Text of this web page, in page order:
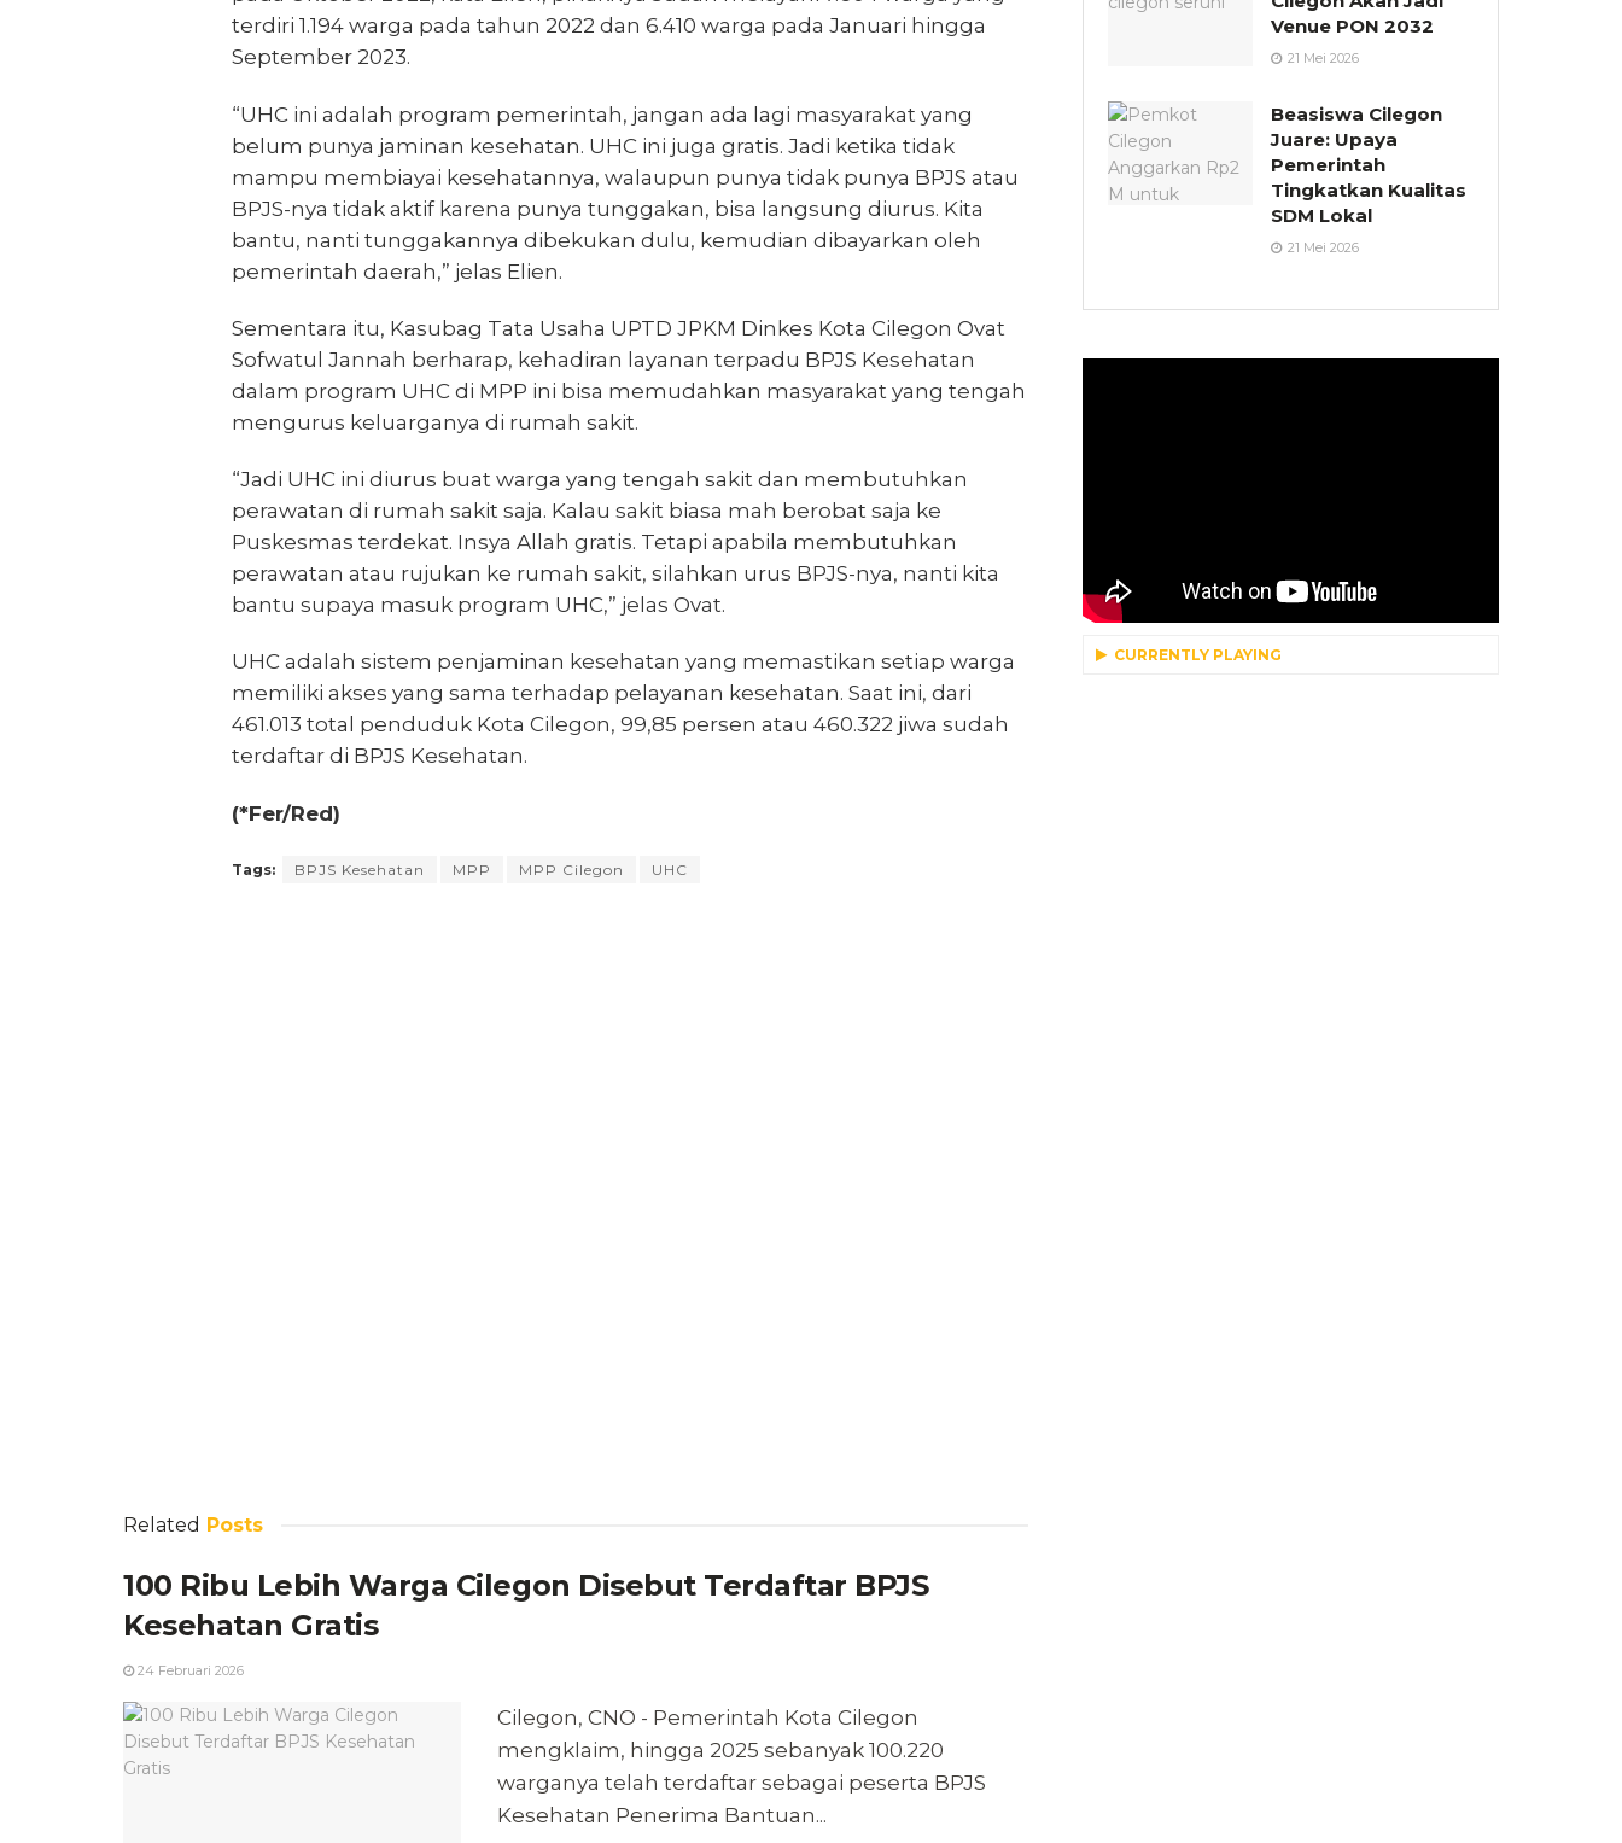
terdiri 1.194 warga pada tahun 2022 dan 6.410 warga pada Januari hingga
September 2023.
“UHC ini adalah program pemerintah, jangan ada lagi masyarakat yang
belum punya jaminan kesehatan. UHC ini juga gratis. Jadi ketika tidak
mampu membiayai kesehatannya, walaupun punya tidak punya BPJS atau
BPJS-nya tidak aktif karena punya tunggakan, bisa langsung diurus. Kita
bantu, nanti tunggakannya dibekukan dulu, kemudian dibayarkan oleh
pemerintah daerah,” jelas Elien.
Sementara itu, Kasubag Tata Usaha UPTD JPKM Dinkes Kota Cilegon Ovat
Sofwatul Jannah berharap, kehadiran layanan terpadu BPJS Kesehatan
dalam program UHC di MPP ini bisa memudahkan masyarakat yang tengah
mengurus keluarganya di rumah sakit.
“Jadi UHC ini diurus buat warga yang tengah sakit dan membutuhkan
perawatan di rumah sakit saja. Kalau sakit biasa mah berobat saja ke
Puskesmas terdekat. Insya Allah gratis. Tetapi apabila membutuhkan
perawatan atau rujukan ke rumah sakit, silahkan urus BPJS-nya, nanti kita
bantu supaya masuk program UHC,” jelas Ovat.
UHC adalah sistem penjaminan kesehatan yang memastikan setiap warga
memiliki akses yang sama terhadap pelayanan kesehatan. Saat ini, dari
461.013 total penduduk Kota Cilegon, 99,85 persen atau 460.322 jiwa sudah
terdaftar di BPJS Kesehatan.
(*Fer/Red)
Tags: BPJS Kesehatan MPP MPP Cilegon UHC
Related Posts
100 Ribu Lebih Warga Cilegon Disebut Terdaftar BPJS
Kesehatan Gratis
24 Februari 2026
Cilegon, CNO - Pemerintah Kota Cilegon
mengklaim, hingga 2025 sebanyak 100.220
warganya telah terdaftar sebagai peserta BPJS
Kesehatan Penerima Bantuan...
Venue PON 2032
21 Mei 2026
Beasiswa Cilegon
Juare: Upaya
Pemerintah
Tingkatkan Kualitas
SDM Lokal
21 Mei 2026
CURRENTLY PLAYING